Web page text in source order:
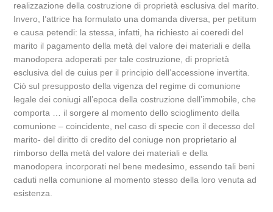
realizzazione della costruzione di proprietà esclusiva del marito.
Invero, l’attrice ha formulato una domanda diversa, per petitum
e causa petendi: la stessa, infatti, ha richiesto ai coeredi del
marito il pagamento della metà del valore dei materiali e della
manodopera adoperati per tale costruzione, di proprietà
esclusiva del de cuius per il principio dell’accessione invertita.
Ciò sul presupposto della vigenza del regime di comunione
legale dei coniugi all’epoca della costruzione dell’immobile, che
comporta … il sorgere al momento dello scioglimento della
comunione – coincidente, nel caso di specie con il decesso del
marito- del diritto di credito del coniuge non proprietario al
rimborso della metà del valore dei materiali e della
manodopera incorporati nel bene medesimo, essendo tali beni
caduti nella comunione al momento stesso della loro venuta ad
esistenza.